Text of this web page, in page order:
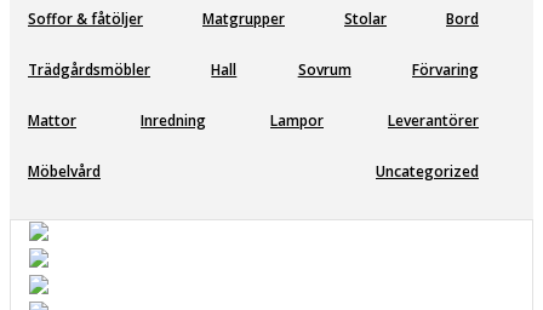
Soffor & fåtöljer Matgrupper Stolar Bord
Trädgårdsmöbler Hall Sovrum Förvaring
Mattor Inredning Lampor Leverantörer
Möbelvård Uncategorized